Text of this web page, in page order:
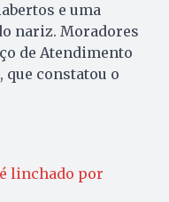
e uma
nariz. Moradores
de Atendimento
que constatou o
linchado por